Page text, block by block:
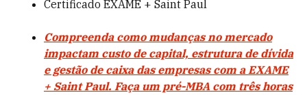
Certificado EXAME + Saint Paul
Compreenda como mudanças no mercado
impactam custo de capital, estrutura de dívida
e gestão de caixa das empresas com a EXAME
+ Saint Paul. Faça um pré-MBA com três horas